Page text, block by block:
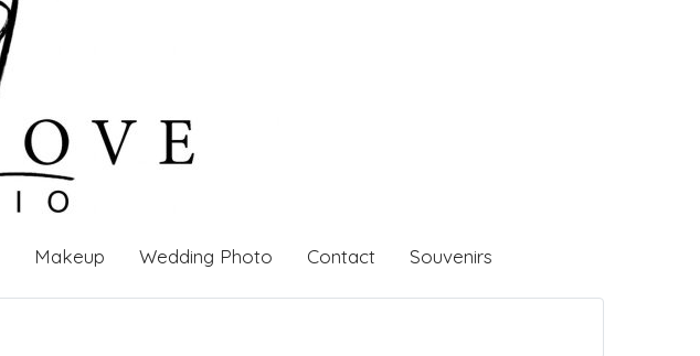
Makeup Wedding Photo Contact Souvenirs